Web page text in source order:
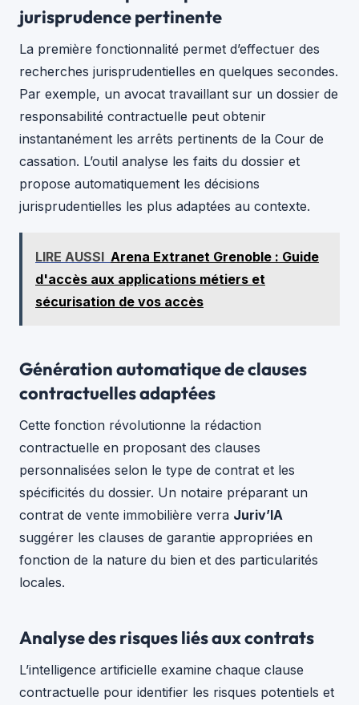
jurisprudence pertinente
La première fonctionnalité permet d’effectuer des
recherches jurisprudentielles en quelques secondes.
Par exemple, un avocat travaillant sur un dossier de
responsabilité contractuelle peut obtenir
instantanément les arrêts pertinents de la Cour de
cassation. L’outil analyse les faits du dossier et
propose automatiquement les décisions
jurisprudentielles les plus adaptées au contexte.
LIRE AUSSI Arena Extranet Grenoble : Guide
d'accès aux applications métiers et
sécurisation de vos accès
Génération automatique de clauses
contractuelles adaptées
Cette fonction révolutionne la rédaction
contractuelle en proposant des clauses
personnalisées selon le type de contrat et les
spécificités du dossier. Un notaire préparant un
contrat de vente immobilière verra Juriv’IA
suggérer les clauses de garantie appropriées en
fonction de la nature du bien et des particularités
locales.
Analyse des risques liés aux contrats
L’intelligence artificielle examine chaque clause
contractuelle pour identifier les risques potentiels et